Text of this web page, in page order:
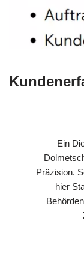
Ein
Präzision.
hier